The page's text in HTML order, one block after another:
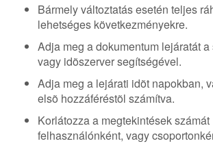
Bármely változtatás esetén teljes
lehetséges következményekre.
Adja meg a dokumentum lejáratát
vagy idõszerver segítségével.
Adja meg a lejárati idõt napokban,
elsõ hozzáféréstõl számítva.
Korlátozza a megtekintések számát
felhasználónként, vagy